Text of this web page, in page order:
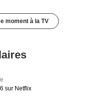
moment à la TV
sur Netflix